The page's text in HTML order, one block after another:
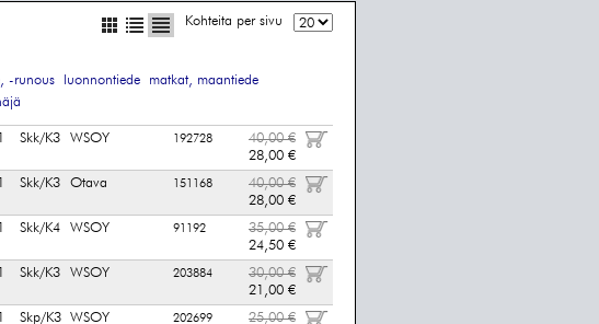
Kohteita per sivu
-runous luonnontiede
matkat, maantiede
Skk/K3 WSOY 192728
40,00 €
28,00 €
Skk/K3 Otava 151168
40,00 €
28,00 €
Skk/K4 WSOY 91192
35,00 €
24,50 €
Skk/K3 WSOY 203884
30,00 €
21,00 €
Skp/K3 WSOY 202699
25,00 €